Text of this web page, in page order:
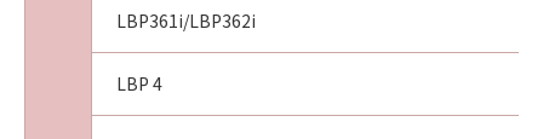
LBP361i/LBP362i
LBP 4